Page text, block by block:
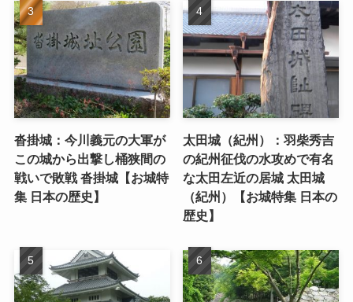
沓掛城：今川義元の大軍が
この城から出撃し桶狭間の
戦いで敗戦 沓掛城【お城特
集 日本の歴史】
太田城（紀州）：羽柴秀吉
の紀州征伐の水攻めで有名
な太田左近の居城 太田城
（紀州）【お城特集 日本の
歴史】